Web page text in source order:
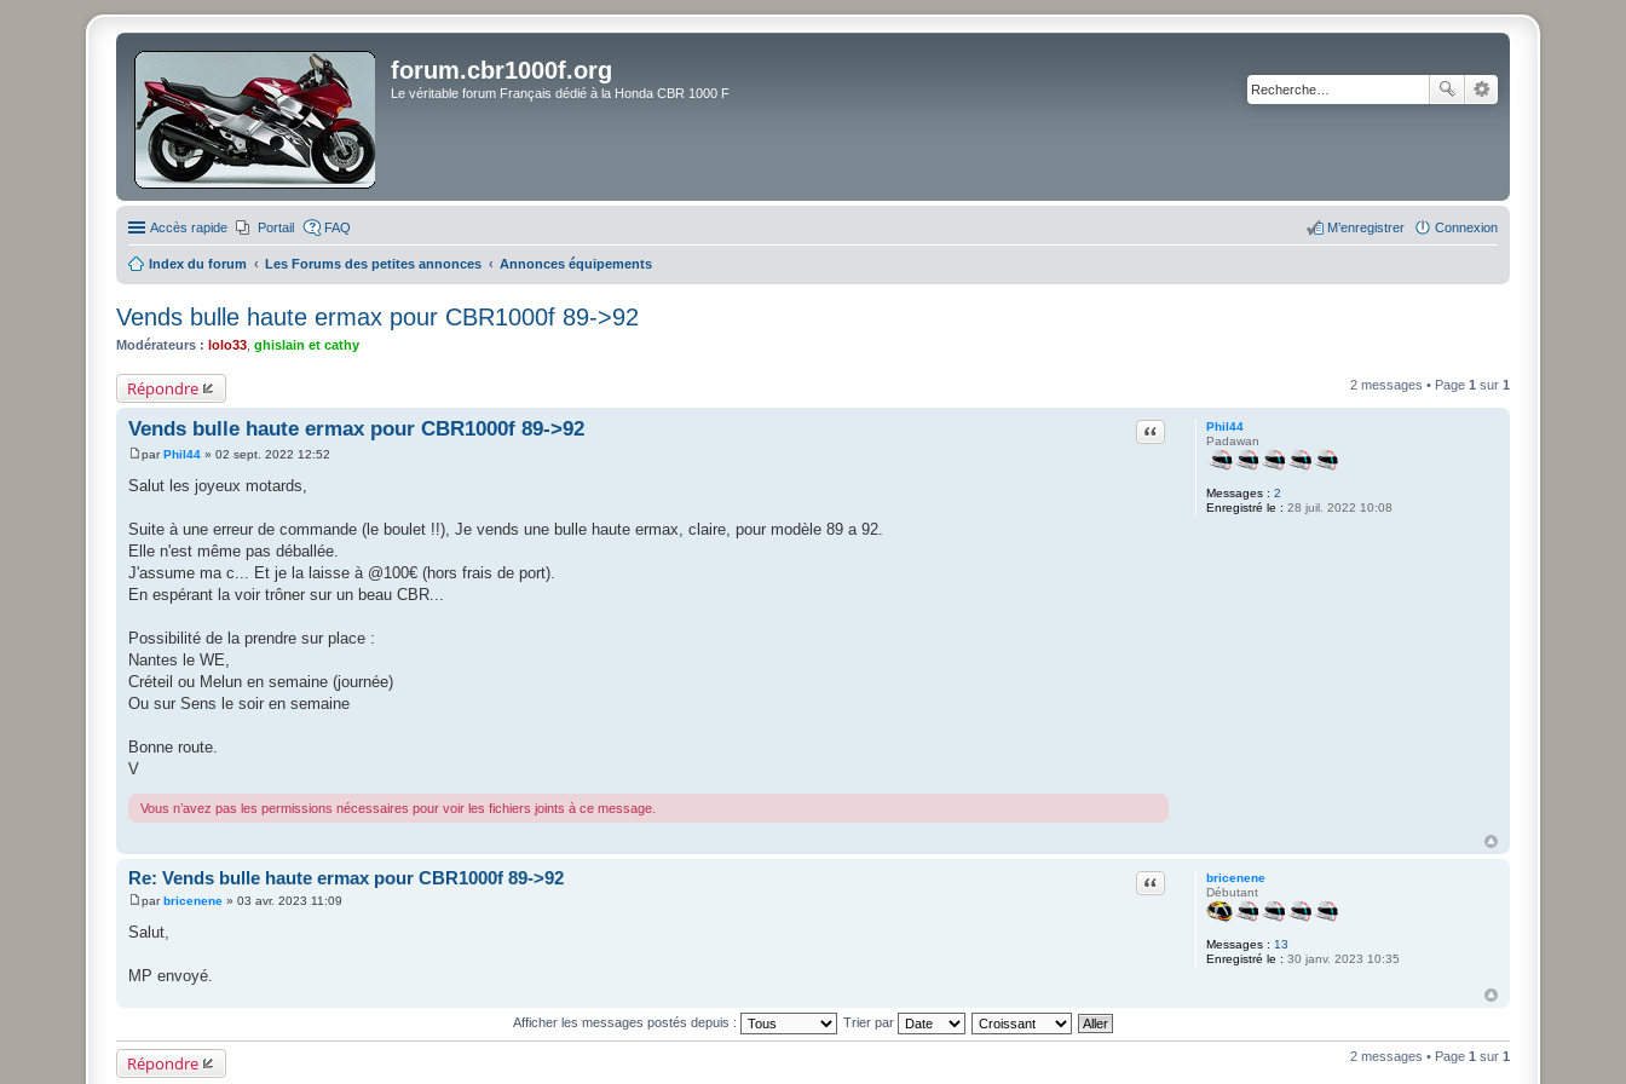
forum.cbr1000f.org
Le véritable forum Français dédié à la Honda CBR 1000 F
Accès rapide Portail FAQ Connexion
M’enregistrer
Index du forum Les Forums des petites annonces Annonces équipements
Vends bulle haute ermax pour CBR1000f 89->92
Modérateurs : lolo33 ghislain et cathy
Répondre 2 messages • Page 1 sur 1
Phil44
Padawan
Messages : 2
Enregistré le : 28 juil. 2022 10:08
Vends bulle haute ermax pour CBR1000f 89->92 Citation
M
e
s
a
g
e
parPhil44 » 02 sept. 2022 12:52
Salut les joyeux motards,
Suite à une erreur de commande (le boulet !!), Je vends une bulle haute ermax, claire, pour modèle 89 a 92.
Elle n'est même pas déballée.
J'assume ma c... Et je la laisse à @100€ (hors frais de port).
En espérant la voir trôner sur un beau CBR...
Possibilité de la prendre sur place :
Nantes le WE,
Créteil ou Melun en semaine (journée)
Ou sur Sens le soir en semaine
Bonne route.
V
Vous n’avez pas les permissions nécessaires pour voir les fichiers joints à ce message.
bricenene
Débutant
Messages : 13
Enregistré le : 30 janv. 2023 10:35
Re: Vends bulle haute ermax pour CBR1000f 89->92 Citation
M
e
s
a
g
parbricenene » 03 avr. 2023 11:09
Salut,
MP envoyé.
Afficher les messages postés depuis : Trier par
Répondre 2 messages • Page 1 sur 1